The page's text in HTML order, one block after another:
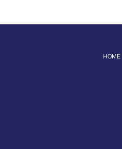
HOME